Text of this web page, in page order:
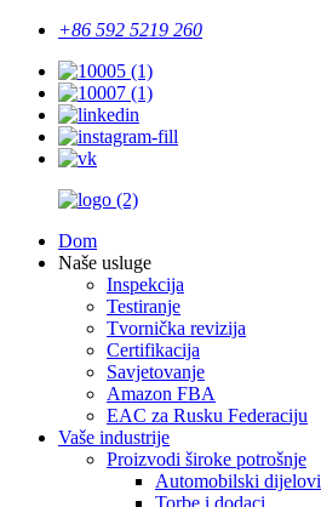
+86 592 5219 260
Dom
Naše usluge
Inspekcija
Testiranje
Tvornička revizija
Certifikacija
Savjetovanje
Amazon FBA
EAC za Rusku Federaciju
Vaše industrije
Proizvodi široke potrošnje
Automobilski dijelovi
Torbe i dodaci